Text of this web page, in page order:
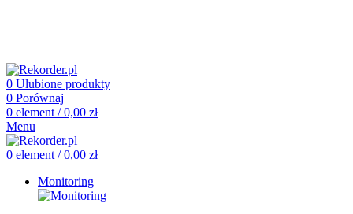
0 Ulubione produkty
0 Porównaj
0 element / 0,00 zł
Menu
0 element / 0,00 zł
Monitoring